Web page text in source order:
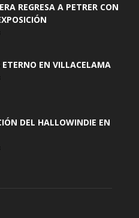
REGRESA A PETRER CON
ETERNO EN VILLACELAMA
DEL HALLOWINDIE EN